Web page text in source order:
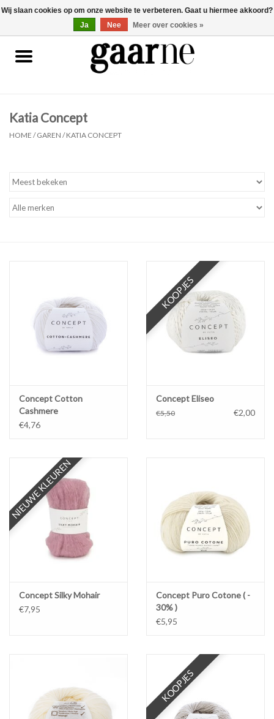
gaarne.be 0 Artikelen - €0,00
Patronen
Workshops
Katia Concept
HOME /GAREN /KATIA CONCEPT
Concept Cotton
Cashmere
€4,76
KOOPJES
Concept Eliseo
€5,50 €2,00
NIEUWE KLEUREN
Concept Silky Mohair
€7,95
Concept Puro Cotone ( -
30% )
€5,95
KOOPJES
Wij slaan cookies op om onze website te verbeteren. Gaat u hiermee akkoord?
Ja
Nee Meer over cookies »